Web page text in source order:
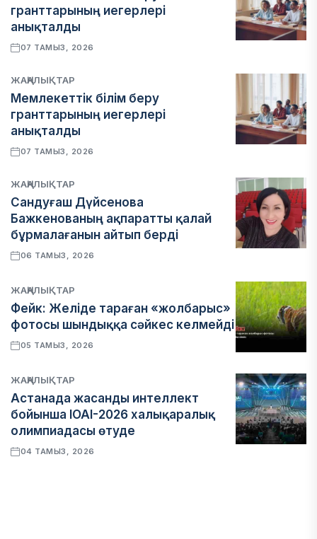
гранттарының иегерлері
анықталды
07 ТАМЫЗ, 2026
ЖАҢАЛЫҚТАР
Мемлекеттік білім беру
гранттарының иегерлері
анықталды
07 ТАМЫЗ, 2026
ЖАҢАЛЫҚТАР
Сандуғаш Дүйсенова
Бажкенованың ақпаратты қалай
бұрмалағанын айтып берді
06 ТАМЫЗ, 2026
ЖАҢАЛЫҚТАР
Фейк: Желіде тараған «жолбарыс»
фотосы шындыққа сәйкес келмейді
05 ТАМЫЗ, 2026
ЖАҢАЛЫҚТАР
Астанада жасанды интеллект
бойынша IOAI-2026 халықаралық
олимпиадасы өтуде
04 ТАМЫЗ, 2026